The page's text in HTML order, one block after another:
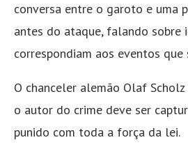
conversa entre o garoto e uma
antes do ataque, falando sobre
correspondiam aos eventos que
O chanceler alemão Olaf
o autor do crime deve ser
punido com toda a força da lei.